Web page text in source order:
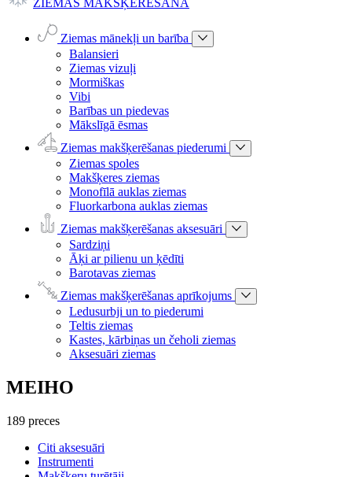
ZIEMAS MAKŠĶERĒŠANA
Ziemas mānekļi un barība
Balansieri
Ziemas vizuļi
Mormiškas
Vibi
Barības un piedevas
Mākslīgā ēsmas
Ziemas makšķerēšanas piederumi
Ziemas spoles
Makšķeres ziemas
Monofīlā auklas ziemas
Fluorkarbona auklas ziemas
Ziemas makšķerēšanas aksesuāri
Sardziņi
Āķi ar pilienu un ķēdīti
Barotavas ziemas
Ziemas makšķerēšanas aprīkojums
Ledusurbji un to piederumi
Teltis ziemas
Kastes, kārbiņas un čeholi ziemas
Aksesuāri ziemas
MEIHO
189 preces
Citi aksesuāri
Instrumenti